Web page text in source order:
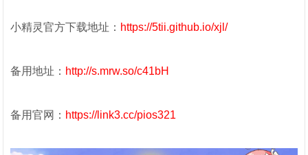
小精灵官方下载地址： https://5tii.github.io/xjl/
备用地址： http://s.mrw.so/c41bH
备用官网： https://link3.cc/pios321